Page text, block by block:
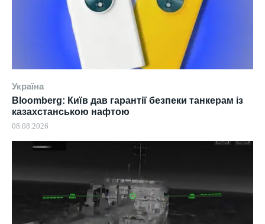
Україна
Bloomberg: Київ дав гарантії безпеки танкерам із
казахстанською нафтою
08.08.2026